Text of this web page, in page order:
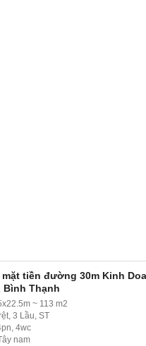
mặt tiền đường 30m Kinh
Bình Thạnh
~ 113 m2
3 Lầu, ST
4wc
nam